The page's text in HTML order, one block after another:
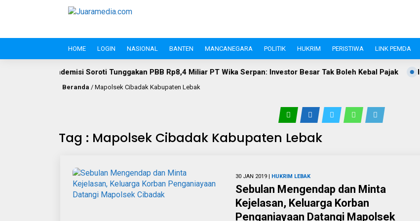
HOME LOGIN NASIONAL BANTEN MANCANEGARA POLITIK HUKRIM PERISTIWA LINK PEMDA
Akademisi Soroti Tunggakan PBB Rp8,4 Miliar PT Wika Serpan: Investor Besar Tak Boleh Kebal Pajak
Beranda / Mapolsek Cibadak Kabupaten Lebak
Tag : Mapolsek Cibadak Kabupaten Lebak
30 JAN 2019 | HUKRIM LEBAK
Sebulan Mengendap dan Minta
Kejelasan, Keluarga Korban
Penganiayaan Datangi Mapolsek